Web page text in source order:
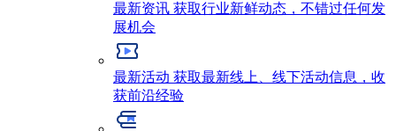
最新资讯 获取行业新鲜动态，不错过任何发
展机会
最新活动 获取最新线上、线下活动信息，收
获前沿经验